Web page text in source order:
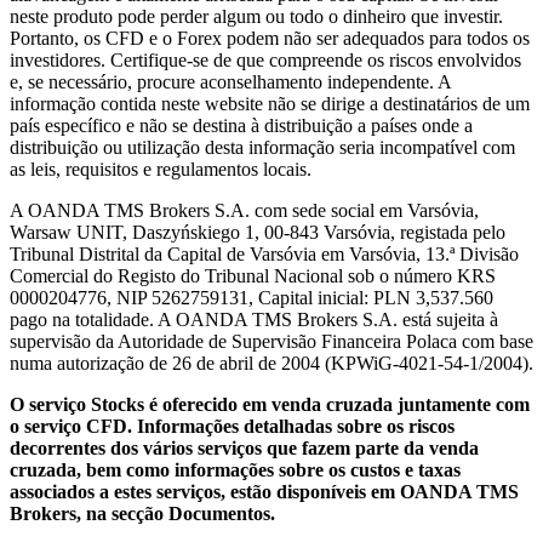
neste produto pode perder algum ou todo o dinheiro que investir.
Portanto, os CFD e o Forex podem não ser adequados para todos os
investidores. Certifique-se de que compreende os riscos envolvidos
e, se necessário, procure aconselhamento independente. A
informação contida neste website não se dirige a destinatários de um
país específico e não se destina à distribuição a países onde a
distribuição ou utilização desta informação seria incompatível com
as leis, requisitos e regulamentos locais.
A OANDA TMS Brokers S.A. com sede social em Varsóvia,
Warsaw UNIT, Daszyńskiego 1, 00-843 Varsóvia, registada pelo
Tribunal Distrital da Capital de Varsóvia em Varsóvia, 13.ª Divisão
Comercial do Registo do Tribunal Nacional sob o número KRS
0000204776, NIP 5262759131, Capital inicial: PLN 3,537.560
pago na totalidade. A OANDA TMS Brokers S.A. está sujeita à
supervisão da Autoridade de Supervisão Financeira Polaca com base
numa autorização de 26 de abril de 2004 (KPWiG-4021-54-1/2004).
O serviço Stocks é oferecido em venda cruzada juntamente com
o serviço CFD. Informações detalhadas sobre os riscos
decorrentes dos vários serviços que fazem parte da venda
cruzada, bem como informações sobre os custos e taxas
associados a estes serviços, estão disponíveis em OANDA TMS
Brokers, na secção Documentos.